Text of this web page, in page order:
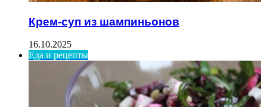
Крем-суп из шампиньонов
16.10.2025
Еда и рецепты